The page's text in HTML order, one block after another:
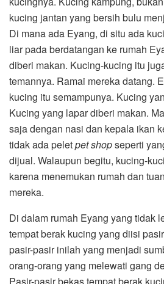
kucing jantan yang bersih bulu
Di mana ada Eyang, di situ ada
liar pada berdatangan ke rumah
diberi makan. Kucing-kucing itu
temannya. Ramai mereka datang.
kucing itu semampunya. Kucing
Kucing yang lapar diberi makan.
saja dengan nasi dan kepala ikan
tidak ada peletpet shopseperti
dijual. Walaupun begitu, kucing-
karena menemukan rumah dan
mereka.
Di dalam rumah Eyang yang tidak
tempat berak kucing yang diisi
pasir-pasir inilah yang menjadi
orang-orang yang melewati gang